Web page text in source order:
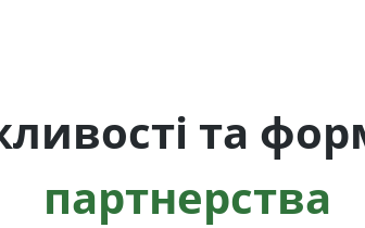
та
партнерства